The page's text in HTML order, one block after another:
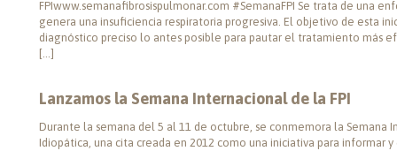
FPIwww.semanafibrosispulmonar.com #SemanaFPI Se trata de una
genera una insuficiencia respiratoria progresiva. El objetivo de esta
diagnóstico preciso lo antes posible para pautar el tratamiento más
[…]
Lanzamos la Semana Internacional de la FPI
Durante la semana del 5 al 11 de octubre, se conmemora la Semana
Idiopática, una cita creada en 2012 como una iniciativa para informar